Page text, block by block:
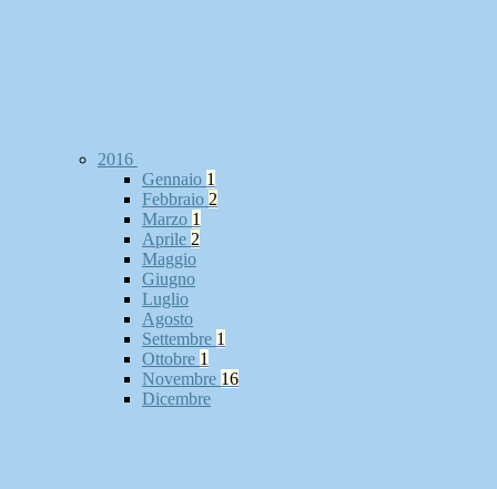
2016
Gennaio 1
Febbraio 2
Marzo 1
Aprile 2
Maggio
Giugno
Luglio
Agosto
Settembre 1
Ottobre 1
Novembre 16
Dicembre